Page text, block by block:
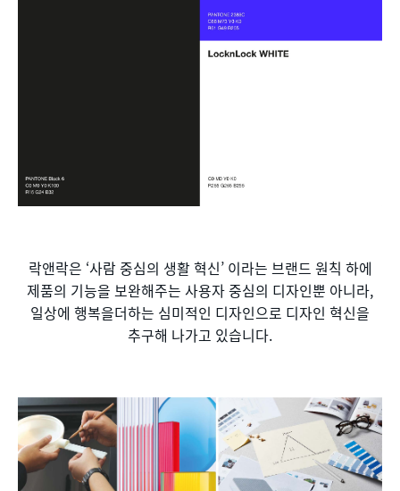
락앤락은 ‘사람 중심의 생활 혁신’ 이라는 브랜드 원칙 하에
제품의 기능을 보완해주는 사용자 중심의 디자인뿐 아니라,
일상에 행복을더하는 심미적인 디자인으로 디자인 혁신을
추구해 나가고 있습니다.